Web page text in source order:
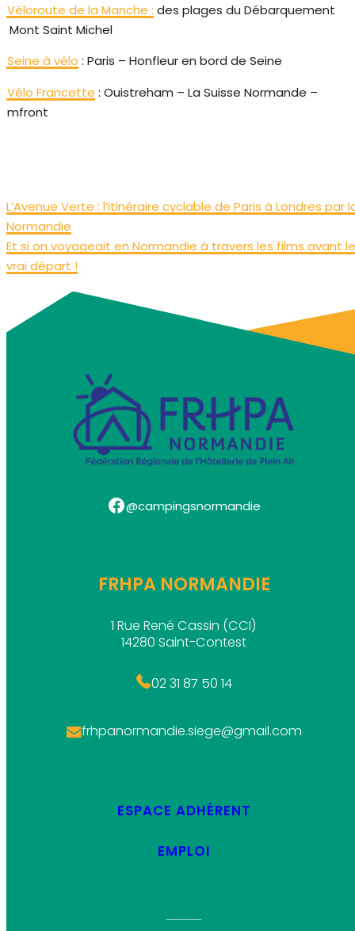
Véloroute de la Manche : des plages du Débarquement
Mont Saint Michel
Seine à vélo : Paris – Honfleur en bord de Seine
Vélo Francette : Ouistreham – La Suisse Normande –
L’Avenue Verte : l’itinéraire cyclable de Paris à Londres par
Normandie
Et si on voyageait en Normandie à travers les films avant le
vrai départ !
Facebook @campingsnormandie
FRHPA NORMANDIE
1 Rue René Cassin (CCI)
14280 Saint-Contest
02 31 87 50 14
frhpanormandie.siege@gmail.com
ESPACE ADHÉRENT
EMPLOI